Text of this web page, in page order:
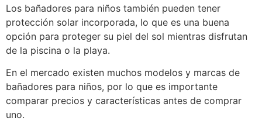
Los bañadores para niños también pueden tener
protección solar incorporada, lo que es una buena
opción para proteger su piel del sol mientras disfrutan
de la piscina o la playa.
En el mercado existen muchos modelos y marcas de
bañadores para niños, por lo que es importante
comparar precios y características antes de comprar
uno.